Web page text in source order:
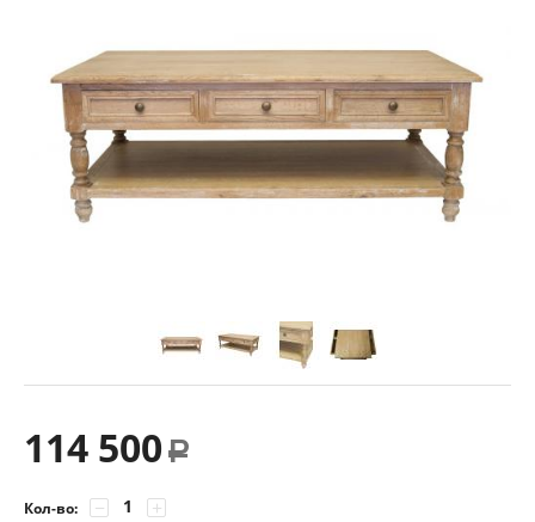
114 500 Р
Кол-во: +
−